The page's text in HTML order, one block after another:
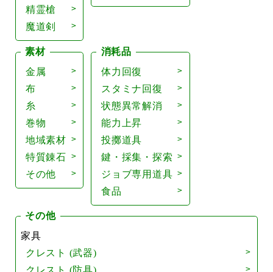
精霊槍
魔道剣
素材
金属
布
糸
巻物
地域素材
特質錬石
その他
消耗品
体力回復
スタミナ回復
状態異常解消
能力上昇
投擲道具
鍵・採集・探索
ジョブ専用道具
食品
その他
家具
クレスト (武器)
クレスト (防具)